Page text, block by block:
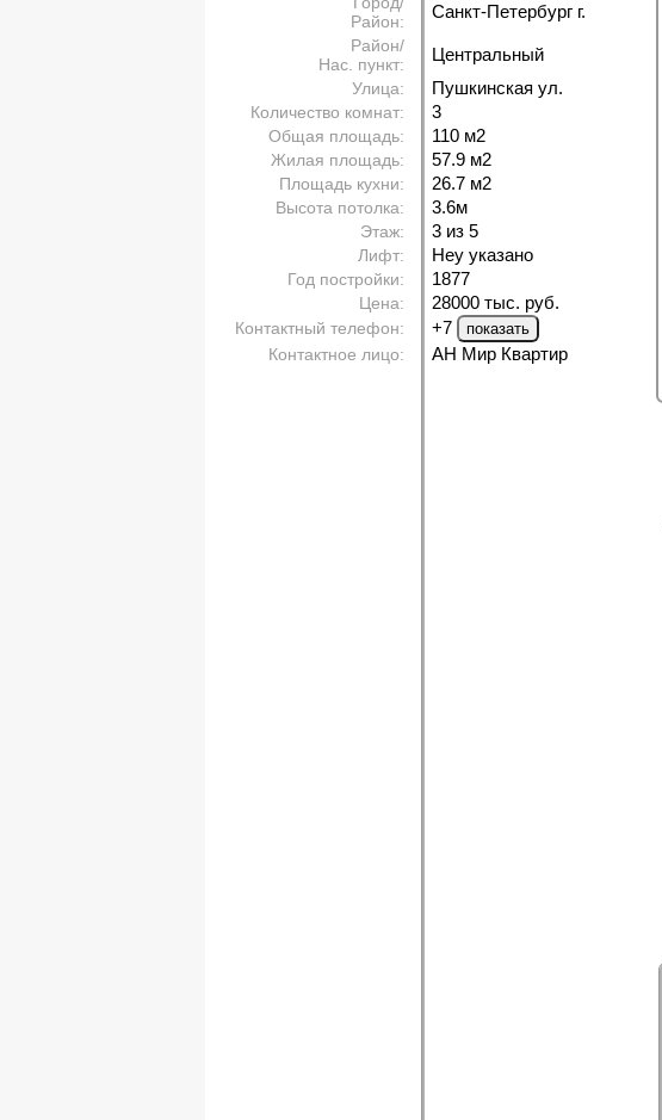
Район:
Санкт-Петербург г.
Район/
Нас. пункт:
Центральный
Улица: Пушкинская ул.
Количество комнат: 3
Общая площадь: 110 м2
Жилая площадь: 57.9 м2
Площадь кухни: 26.7 м2
Высота потолка: 3.6м
Этаж: 3 из 5
Лифт: Неу указано
Год постройки: 1877
Цена: 28000 тыс. руб.
Контактный телефон: +7
Контактное лицо: АН Мир Квартир